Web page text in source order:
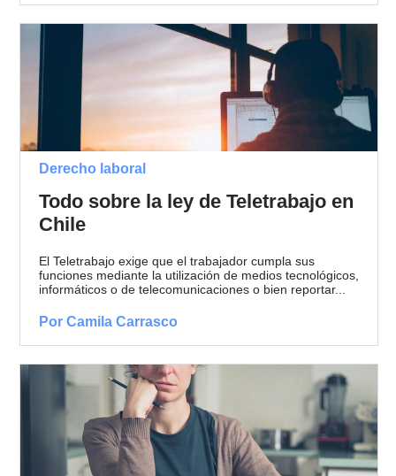
Derecho laboral
Todo sobre la ley de Teletrabajo en
Chile
El Teletrabajo exige que el trabajador cumpla sus
funciones mediante la utilización de medios tecnológicos,
informáticos o de telecomunicaciones o bien reportar...
Por Camila Carrasco